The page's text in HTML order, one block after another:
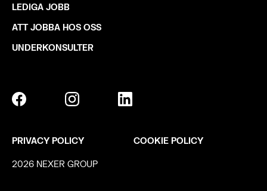
LEDIGA JOBB
ATT JOBBA HOS OSS
UNDERKONSULTER
PRIVACY POLICY COOKIE POLICY
2026 NEXER GROUP